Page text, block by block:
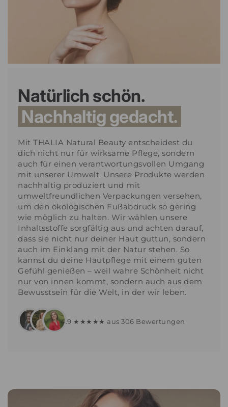
Natürlich schön.
Nachhaltig gedacht.
Mit THALIA Natural Beauty entscheidest du
dich nicht nur für wirksame Pflege, sondern
auch für einen verantwortungsvollen Umgang
mit unserer Umwelt. Unsere Produkte werden
nachhaltig produziert und mit
umweltfreundlichen Verpackungen versehen,
um den ökologischen Fußabdruck so gering
wie möglich zu halten. Wir wählen unsere
Inhaltsstoffe sorgfältig aus und achten darauf,
dass sie nicht nur deiner Haut guttun, sondern
auch im Einklang mit der Natur stehen. So
kannst du deine Hautpflege mit einem guten
Gefühl genießen – weil wahre Schönheit nicht
nur von innen kommt, sondern auch aus dem
Bewusstsein für die Welt, in der wir leben.
4.9 ★★★★★ aus 306 Bewertungen